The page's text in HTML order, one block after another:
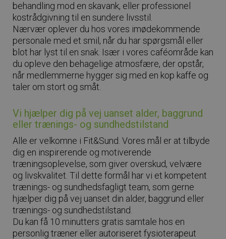
behandling mod en skavank, eller professionel
kostrådgivning til en sundere livsstil.
Nærvær oplever du hos vores imødekommende
personale med et smil, når du har spørgsmål eller
blot har lyst til en snak. Især i vores caféområde kan
du opleve den behagelige atmosfære, der opstår,
når medlemmerne hygger sig med en kop kaffe og
taler om stort og småt.
Vi hjælper dig på vej uanset alder, baggrund
eller trænings- og sundhedstilstand
Alle er velkomne i Fit&Sund. Vores mål er at tilbyde
dig en inspirerende og motiverende
træningsoplevelse, som giver overskud, velvære
og livskvalitet. Til dette formål har vi et kompetent
trænings- og sundhedsfagligt team, som gerne
hjælper dig på vej uanset din alder, baggrund eller
trænings- og sundhedstilstand.
Du kan få 10 minutters gratis samtale hos en
personlig træner eller autoriseret fysioterapeut